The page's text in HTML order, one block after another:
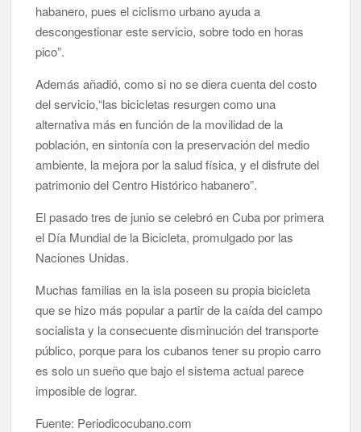
habanero, pues el ciclismo urbano ayuda a
descongestionar este servicio, sobre todo en horas
pico”.
Además añadió, como si no se diera cuenta del costo
del servicio,“las bicicletas resurgen como una
alternativa más en función de la movilidad de la
población, en sintonía con la preservación del medio
ambiente, la mejora por la salud física, y el disfrute del
patrimonio del Centro Histórico habanero”.
El pasado tres de junio se celebró en Cuba por primera
el Día Mundial de la Bicicleta, promulgado por las
Naciones Unidas.
Muchas familias en la isla poseen su propia bicicleta
que se hizo más popular a partir de la caída del campo
socialista y la consecuente disminución del transporte
público, porque para los cubanos tener su propio carro
es solo un sueño que bajo el sistema actual parece
imposible de lograr.
Fuente: Periodicocubano.com